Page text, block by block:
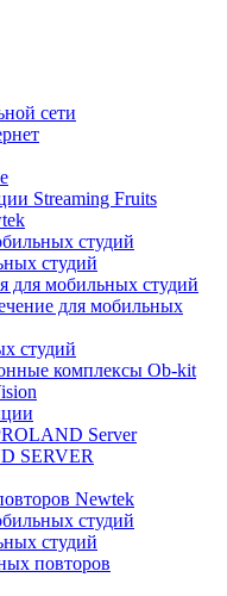
сети
Streaming Fruits
студий
студий
для мобильных студий
для мобильных
студий
комплексы Ob-kit
Server
SERVER
Newtek
студий
студий
повторов